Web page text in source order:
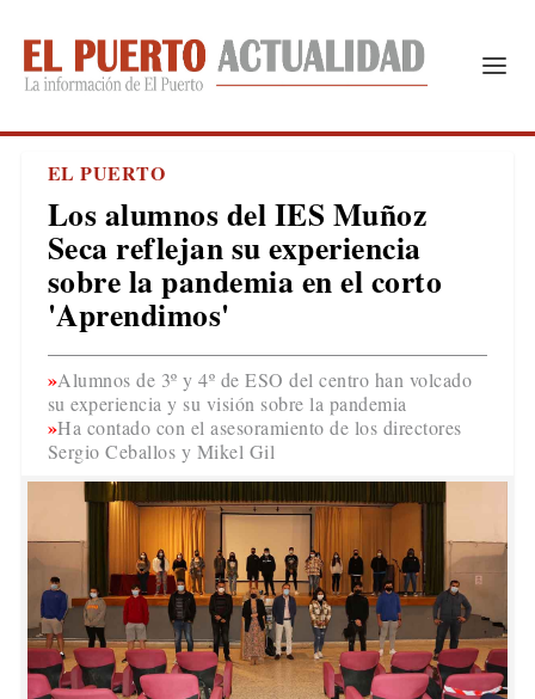
EL PUERTO
Los alumnos del IES Muñoz
Seca reflejan su experiencia
sobre la pandemia en el corto
'Aprendimos'
Alumnos de 3º y 4º de ESO del centro han volcado
su experiencia y su visión sobre la pandemia
Ha contado con el asesoramiento de los directores
Sergio Ceballos y Mikel Gil